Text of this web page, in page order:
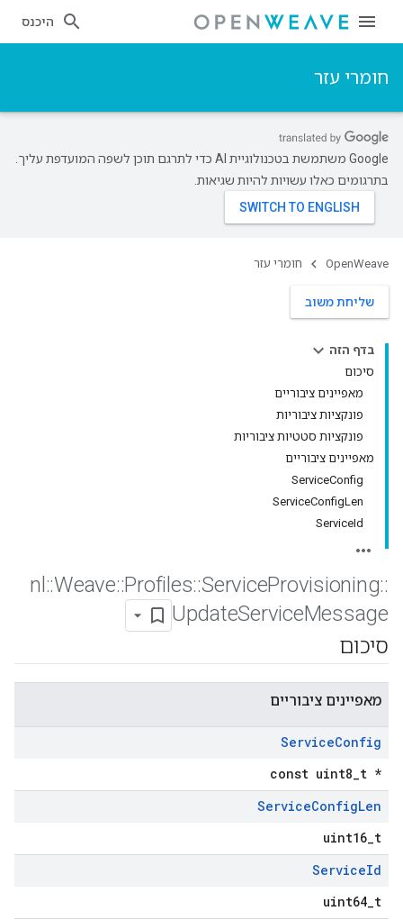
היכנס
חומרי עזר
‫Google משתמשת בטכנולוגיית AI כדי לתרגם תוכן לשפה המועדפת עליך.
בתרגומים כאלו עשויות להיות שגיאות.
OpenWeave חומרי עזר
שליחת משוב
בדף הזה
סיכום
מאפיינים ציבוריים
פונקציות ציבוריות
פונקציות סטטיות ציבוריות
מאפיינים ציבוריים
ServiceConfig
ServiceConfigLen
ServiceId
nl ::Weave::Profiles::ServiceProvisioning::
UpdateServiceMessage
סיכום
מאפיינים ציבוריים
ServiceConfig
const uint8_t *
ServiceConfigLen
uint16_t
ServiceId
uint64_t